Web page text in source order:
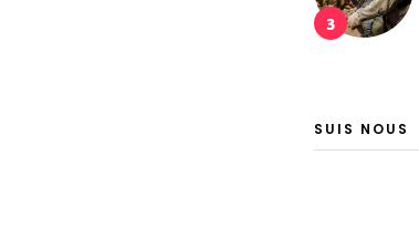
3
SUIS NOUS